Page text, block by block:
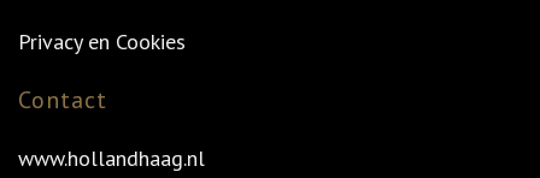
Privacy en Cookies
Contact
www.hollandhaag.nl